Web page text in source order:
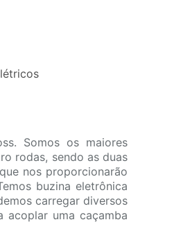
Somos os maiores
rodas, sendo as duas
nos proporcionarão
buzina eletrônica
carregar diversos
acoplar uma caçamba